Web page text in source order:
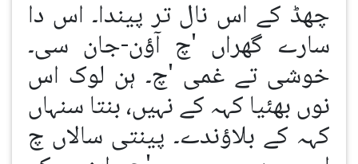
چھڈ کے اس نال تر پیندا۔ اس دا
سارے گھراں 'چ آؤن-جان سی۔
خوشی تے غمی 'چ۔ ہن لوک اس
نوں بھئیا کہہ کے نہیں، بنتا سنہاں
کہہ کے بلاؤندے۔ پینتی سالاں چ